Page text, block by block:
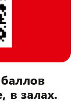
в залах.